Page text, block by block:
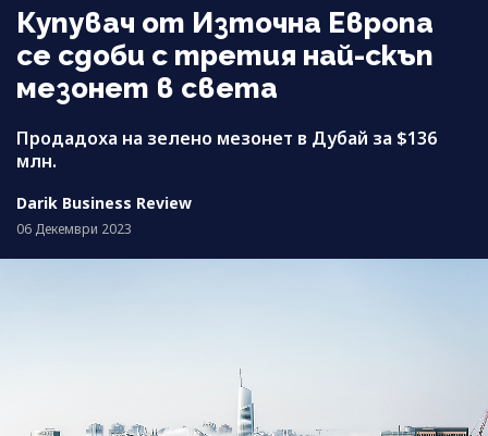
Купувач от Източна Европа
се сдоби с третия най-скъп
мезонет в света
Продадоха на зелено мезонет в Дубай за $136
млн.
Darik Business Review
06 Декември 2023